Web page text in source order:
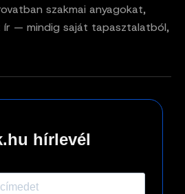
szakmai anyagokat,
ír — mindig saját tapasztalatból,
hírlevél